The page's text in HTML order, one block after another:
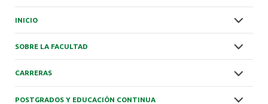
INICIO
SOBRE LA FACULTAD
CARRERAS
POSTGRADOS Y EDUCACIÓN CONTINUA